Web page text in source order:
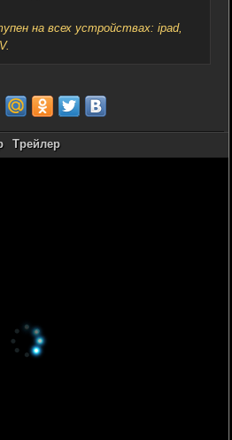
на всех устройствах: ipad,
Трейлер